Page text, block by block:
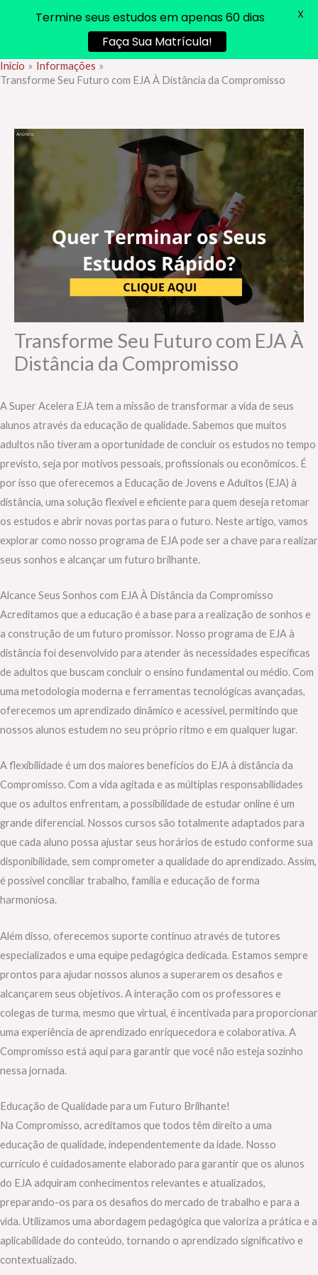
Ir
para
Início
Informações
Transforme Seu Futuro com EJA À Distância da Compromisso
Transforme Seu Futuro com EJA À
Distância da Compromisso
A Super Acelera EJA tem a missão de transformar a vida de seus
alunos através da educação de qualidade. Sabemos que muitos
adultos não tiveram a oportunidade de concluir os estudos no tempo
previsto, seja por motivos pessoais, profissionais ou econômicos. É
por isso que oferecemos a Educação de Jovens e Adultos (EJA) à
distância, uma solução flexível e eficiente para quem deseja retomar
os estudos e abrir novas portas para o futuro. Neste artigo, vamos
explorar como nosso programa de EJA pode ser a chave para realizar
seus sonhos e alcançar um futuro brilhante.
Alcance Seus Sonhos com EJA À Distância da Compromisso
Acreditamos que a educação é a base para a realização de sonhos e
a construção de um futuro promissor. Nosso programa de EJA à
distância foi desenvolvido para atender às necessidades específicas
de adultos que buscam concluir o ensino fundamental ou médio. Com
uma metodologia moderna e ferramentas tecnológicas avançadas,
oferecemos um aprendizado dinâmico e acessível, permitindo que
nossos alunos estudem no seu próprio ritmo e em qualquer lugar.
A flexibilidade é um dos maiores benefícios do EJA à distância da
Compromisso. Com a vida agitada e as múltiplas responsabilidades
que os adultos enfrentam, a possibilidade de estudar online é um
grande diferencial. Nossos cursos são totalmente adaptados para
que cada aluno possa ajustar seus horários de estudo conforme sua
disponibilidade, sem comprometer a qualidade do aprendizado. Assim,
é possível conciliar trabalho, família e educação de forma
harmoniosa.
Além disso, oferecemos suporte contínuo através de tutores
especializados e uma equipe pedagógica dedicada. Estamos sempre
prontos para ajudar nossos alunos a superarem os desafios e
alcançarem seus objetivos. A interação com os professores e
colegas de turma, mesmo que virtual, é incentivada para proporcionar
uma experiência de aprendizado enriquecedora e colaborativa. A
Compromisso está aqui para garantir que você não esteja sozinho
nessa jornada.
Educação de Qualidade para um Futuro Brilhante!
Na Compromisso, acreditamos que todos têm direito a uma
educação de qualidade, independentemente da idade. Nosso
currículo é cuidadosamente elaborado para garantir que os alunos
do EJA adquiram conhecimentos relevantes e atualizados,
preparando-os para os desafios do mercado de trabalho e para a
vida. Utilizamos uma abordagem pedagógica que valoriza a prática e a
aplicabilidade do conteúdo, tornando o aprendizado significativo e
contextualizado.
Termine seus estudos em apenas 60 dias
Faça Sua Matrícula!
X